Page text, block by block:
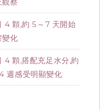
4 顆,約 5～7 天開始
變化
4 顆,搭配充足水分,約
週感受明顯變化